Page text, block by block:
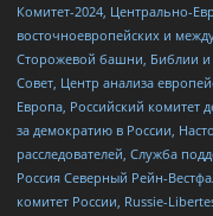
Комитет-2024, Центрально-
восточноевропейских и
Сторожевой башни, Библии и
Совет, Центр анализа
Европа, Российский комитет
за демократию в России,
расследователей, Служба
Россия Северный Рейн-
комитет России, Russie-